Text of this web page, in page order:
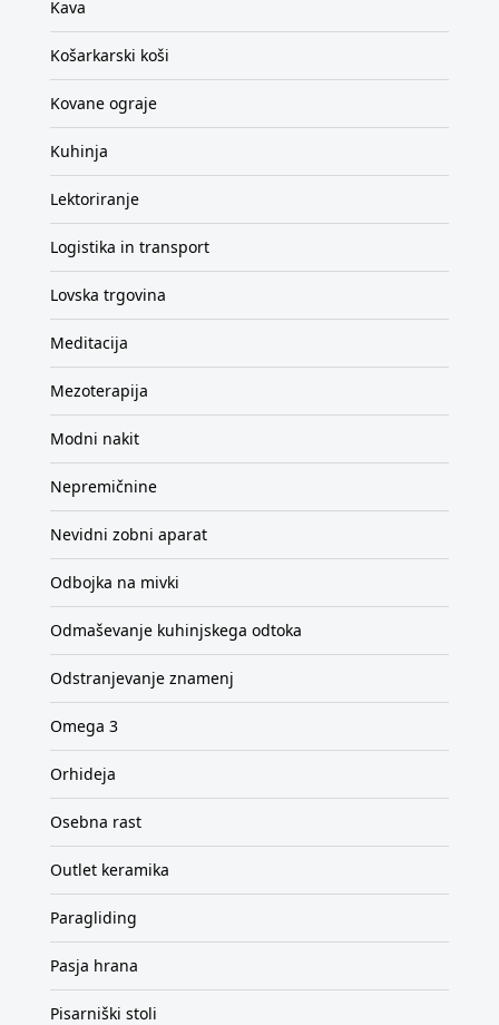
Kava
Košarkarski koši
Kovane ograje
Kuhinja
Lektoriranje
Logistika in transport
Lovska trgovina
Meditacija
Mezoterapija
Modni nakit
Nepremičnine
Nevidni zobni aparat
Odbojka na mivki
Odmaševanje kuhinjskega odtoka
Odstranjevanje znamenj
Omega 3
Orhideja
Osebna rast
Outlet keramika
Paragliding
Pasja hrana
Pisarniški stoli